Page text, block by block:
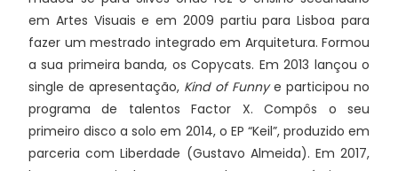
em Artes Visuais e em 2009 partiu para Lisboa para
fazer um mestrado integrado em Arquitetura. Formou
a sua primeira banda, os Copycats. Em 2013 lançou o
single de apresentação, Kind of Funnye participou no
programa de talentos Factor X. Compôs o seu
primeiro disco a solo em 2014, o EP “Keil”, produzido em
parceria com Liberdade (Gustavo Almeida). Em 2017,